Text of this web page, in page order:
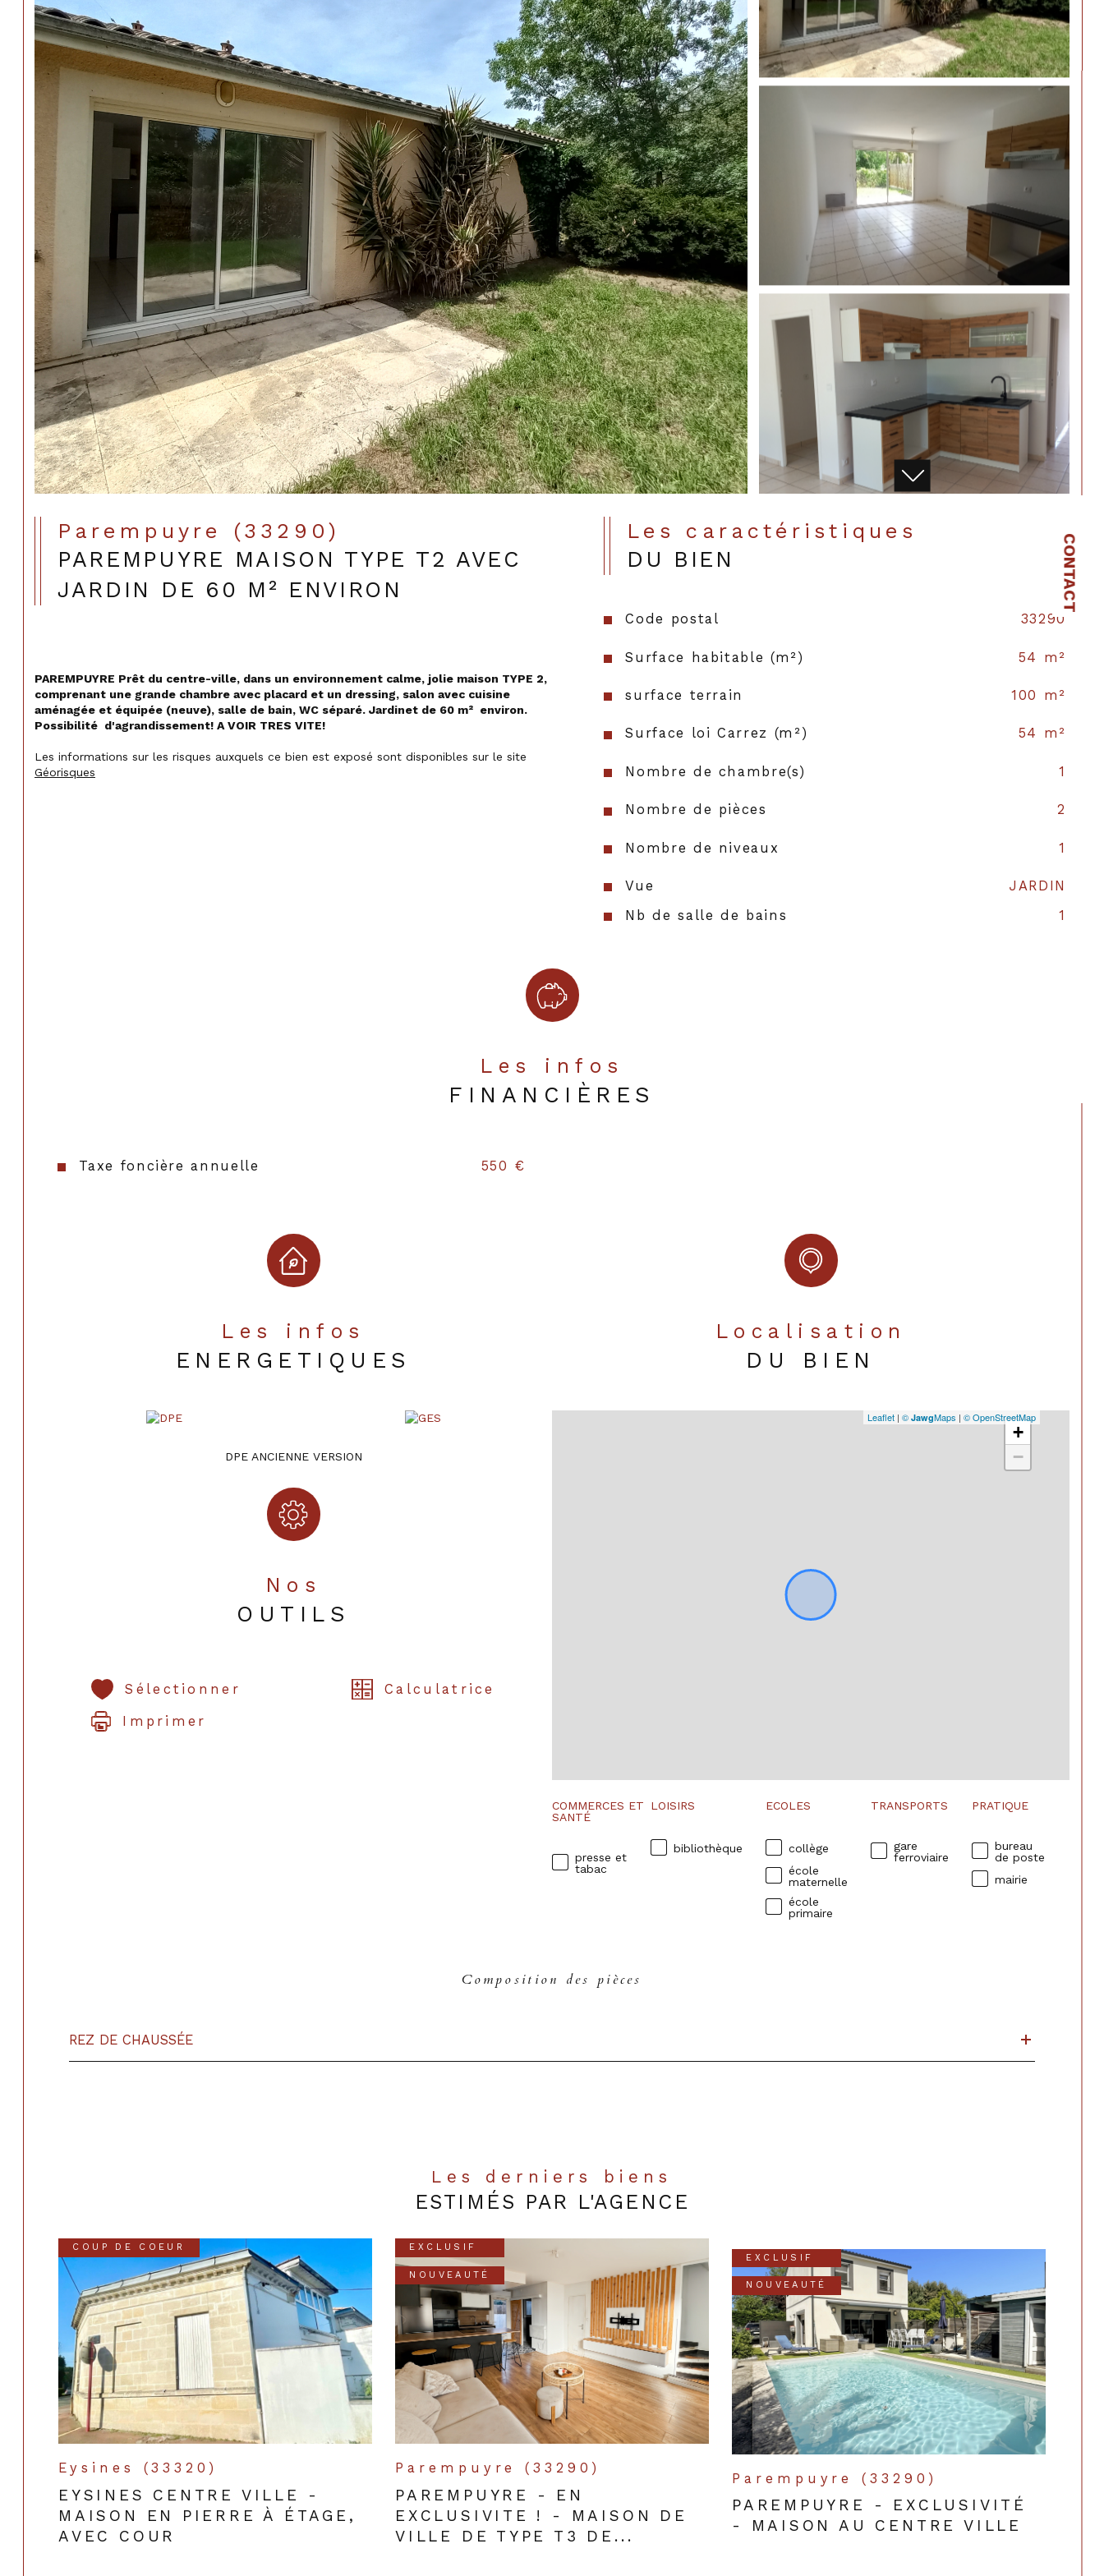
CONTACT
Parempuyre (33290)
PAREMPUYRE MAISON TYPE T2 AVEC
JARDIN DE 60 M² ENVIRON
PAREMPUYRE Prêt du centre-ville, dans un environnement calme, jolie maison TYPE 2,
comprenant une grande chambre avec placard et un dressing, salon avec cuisine
aménagée et équipée (neuve), salle de bain, WC séparé. Jardinet de 60 m²  environ.
Possibilité  d'agrandissement! A VOIR TRES VITE!
Les informations sur les risques auxquels ce bien est exposé sont disponibles sur le site
Géorisques
Les caractéristiques
DU BIEN
Code postal 33290
Surface habitable (m²) 54 m²
surface terrain 100 m²
Surface loi Carrez (m²) 54 m²
Nombre de chambre(s) 1
Nombre de pièces 2
Nombre de niveaux 1
Vue
JARDIN
Nb de salle de bains
1
Format de chauffage
Terrain piscinable
Les infos
FINANCIÈRES
Taxe foncière annuelle 550 €
Les infos
ENERGETIQUES
DPE ANCIENNE VERSION
Nos
OUTILS
Sélectionner Calculatrice
Imprimer
Localisation
DU BIEN
+
−
Leaflet | © JawgMaps | © OpenStreetMap
COMMERCES ET
SANTÉ
presse et
tabac
LOISIRS
bibliothèque
ECOLES
collège
école
maternelle
école
primaire
TRANSPORTS
gare
ferroviaire
PRATIQUE
bureau
de poste
mairie
Composition des pièces
REZ DE CHAUSSÉE
Les derniers biens
ESTIMÉS PAR L'AGENCE
COUP DE COEUR
Eysines (33320)
EYSINES CENTRE VILLE -
MAISON EN PIERRE À ÉTAGE,
AVEC COUR
EXCLUSIF
NOUVEAUTÉ
Parempuyre (33290)
PAREMPUYRE - EN
EXCLUSIVITE ! - MAISON DE
VILLE DE TYPE T3 DE...
EXCLUSIF
NOUVEAUTÉ
Parempuyre (33290)
PAREMPUYRE - EXCLUSIVITÉ
- MAISON AU CENTRE VILLE